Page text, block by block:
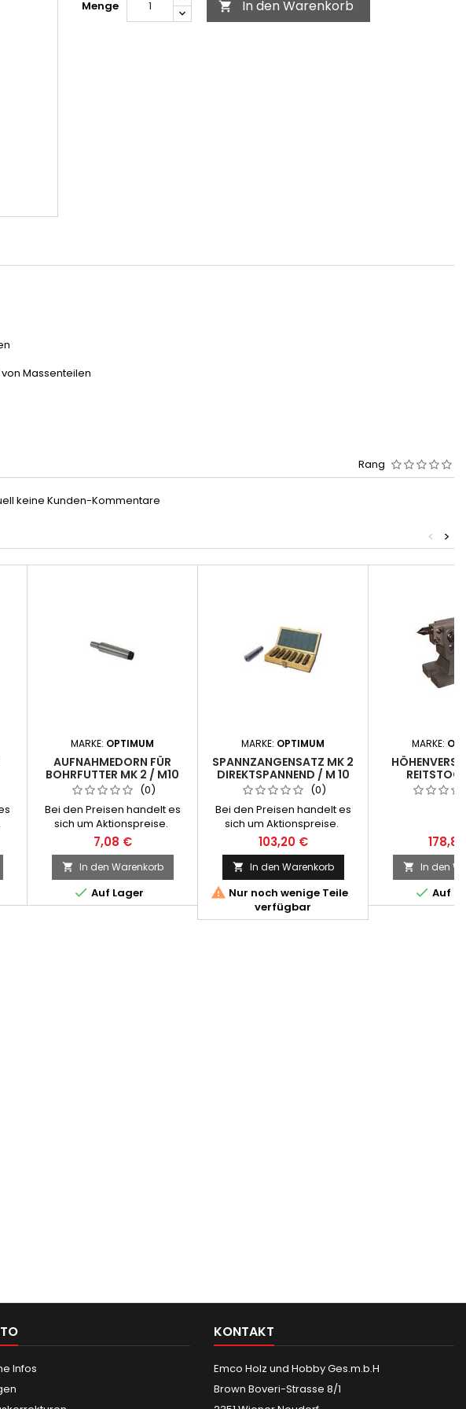
Menge  In den Warenkorb
Massenteilen
Rang
keine Kunden-Kommentare
>
<
MARKE: OPTIMUM
AUFNAHMEDORN FÜR
BOHRFUTTER MK 2 / M10
(0)
Bei den Preisen handelt es
sich um Aktionspreise.
7,08 €
 In den Warenkorb
 Auf Lager
MARKE: OPTIMUM
SPANNZANGENSATZ MK 2
DIREKTSPANNEND / M 10
(0)
Bei den Preisen handelt es
sich um Aktionspreise.
103,20 €
 In den Warenkorb
 Nur noch wenige Teile
verfügbar
MARKE:
 In den
 Auf
Infos
KONTAKT
Emco Holz und Hobby Ges.m.b.H
Brown Boveri-Strasse 8/1